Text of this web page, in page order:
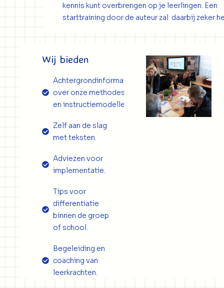
kennis kunt overbrengen op je leerlingen. Een
starttraining door de auteur zal daarbij zeker
Wij bieden
Achtergrondinformatie
over onze methodes
en instructiemodellen.
Zelf aan de slag
met teksten.
Adviezen voor
implementatie.
Tips voor
differentiatie
binnen de groep
of school.
Begeleiding en
coaching van
leerkrachten.